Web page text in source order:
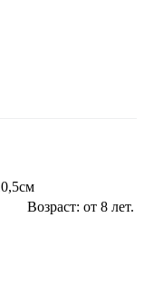
Возраст: от 8 лет.